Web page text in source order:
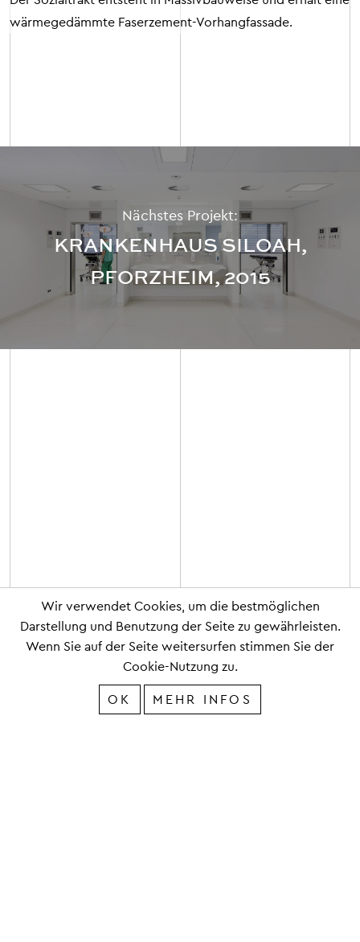
wärmegedämmte Faserzement-Vorhangfassade.
Nächstes Projekt:
KRANKENHAUS SILOAH,
PFORZHEIM, 2015
Wir verwendet Cookies, um die bestmöglichen
Darstellung und Benutzung der Seite zu gewährleisten.
Wenn Sie auf der Seite weitersurfen stimmen Sie der
Cookie-Nutzung zu.
OK
MEHR INFOS